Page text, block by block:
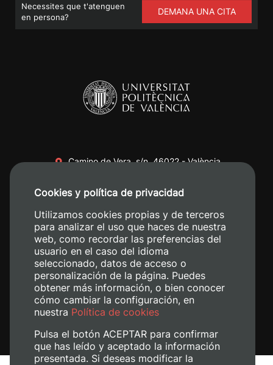
Necessites que t'atenguen
en persona?
DEMANA UNA CITA
Camino de Vera, s/n. 46022 - València
+34 620 04 00 50
Cookies y política de privacidad
Utilizamos cookies propias y de terceros
para analizar el uso que haces de nuestra
web, como recordar las preferencias del
usuario en el caso del idioma
seleccionado, datos de acceso o
personalización de la página. Puedes
obtener más información, o bien conocer
cómo cambiar la configuración, en
nuestra Política de cookies
Pulsa el botón ACEPTAR para confirmar
que has leído y aceptado la información
presentada. Si deseas modificar la